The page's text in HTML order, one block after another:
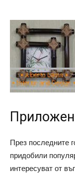
През последните
придобили
интересуват от